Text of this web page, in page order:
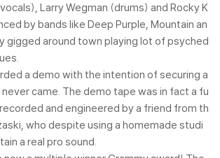
Larry Wegman (drums) and Rocky K
by bands like Deep Purple, Mountain an
gigged around town playing lot of psyched
a demo with the intention of securing a
came. The demo tape was in fact a fu
and engineered by a friend from th
who despite using a homemade studi
a real pro sound.